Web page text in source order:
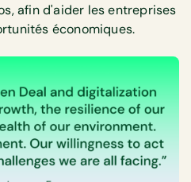
afin d'aider les entreprises
économiques.